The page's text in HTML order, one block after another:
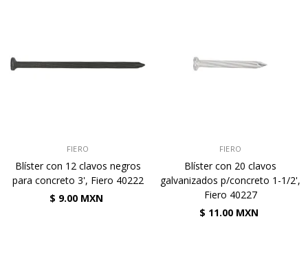
FIERO
Blíster con 12 clavos negros
para concreto 3', Fiero 40222
$ 9.00 MXN
FIERO
Blíster con 20 clavos
galvanizados p/concreto 1-1/2',
Fiero 40227
$ 11.00 MXN